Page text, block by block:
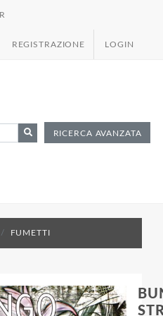
REGISTRAZIONE LOGIN
RICERCA AVANZATA
FUMETTI